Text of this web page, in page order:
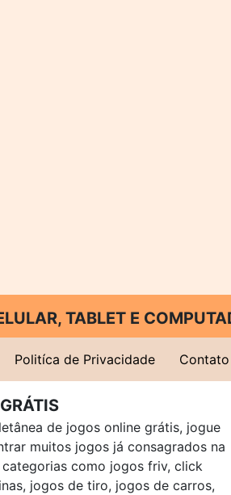
TABLET E
Politíca de Privacidade Contato
de jogos online grátis, jogue
muitos jogos já consagrados na
como jogos friv, click
jogos de tiro, jogos de carros,